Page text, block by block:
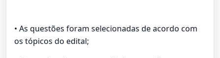
• As questões foram selecionadas de acordo com
os tópicos do edital;